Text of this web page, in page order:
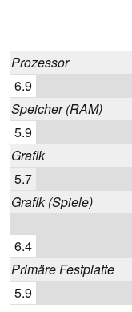
Prozessor
6.9
Speicher (RAM)
5.9
Grafik
5.7
Grafik (Spiele)
6.4
Primäre Festplatte
5.9